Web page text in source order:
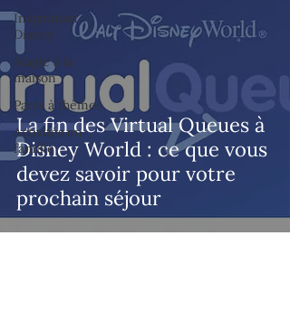
Inspiration
Disney
Magie à la
maison
Parcs à thèmes
Activités en
famille
La fin des Virtual Queues à
Disney World : ce que vous
devez savoir pour votre
prochain séjour